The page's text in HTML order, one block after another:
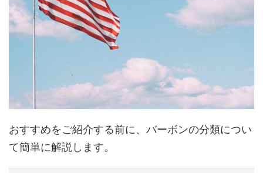
おすすめをご紹介する前に、バーボンの分類につい
て簡単に解説します。